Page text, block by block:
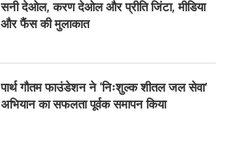
सनी देओल, करण देओल और प्रीति जिंटा, मीडिया
और फैंस की मुलाकात
पार्थ गौतम फाउंडेशन ने ‘निःशुल्क शीतल जल सेवा’
अभियान का सफलता पूर्वक समापन किया